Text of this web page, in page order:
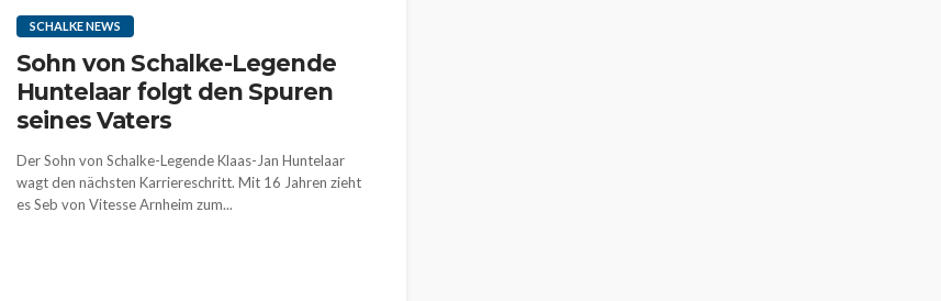
SCHALKE NEWS
Sohn von Schalke-Legende
Huntelaar folgt den Spuren
seines Vaters
Der Sohn von Schalke-Legende Klaas-Jan Huntelaar
wagt den nächsten Karriereschritt. Mit 16 Jahren zieht
es Seb von Vitesse Arnheim zum...